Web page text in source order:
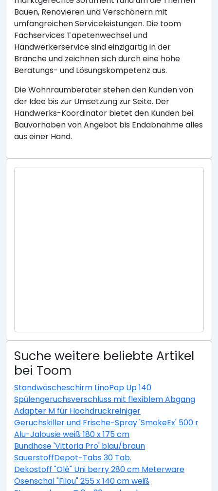
Bauen, Renovieren und Verschönern mit
umfangreichen Serviceleistungen. Die toom
Fachservices Tapetenwechsel und
Handwerkerservice sind einzigartig in der
Branche und zeichnen sich durch eine hohe
Beratungs- und Lösungskompetenz aus.
Die Wohnraumberater stehen den Kunden von
der Idee bis zur Umsetzung zur Seite. Der
Handwerks-Koordinator bietet den Kunden bei
Bauvorhaben von Angebot bis Endabnahme alles
aus einer Hand.
Suche weitere beliebte Artikel
bei Toom
Standwäscheschirm LinoPop Up 140
Spülengeruchsverschluss mit flexiblem Abgang
Adapter M für Hochdruckreiniger
Geruchskiller und Frische-Spray 'SmokeEx' 500 ml
Alu-Jalousie weiß 180 x 175 cm
Bundhose 'Vittoria Pro' blau/braun
SauerstoffDepot-Tabs 30 Tab.
Dekostoff "Olé" Uni berry 280 cm Meterware
Ösenschal "Filou" 255 x 140 cm weiß